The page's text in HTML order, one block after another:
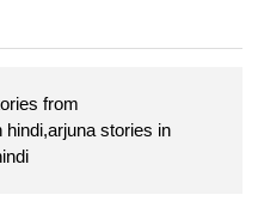
from
stories in